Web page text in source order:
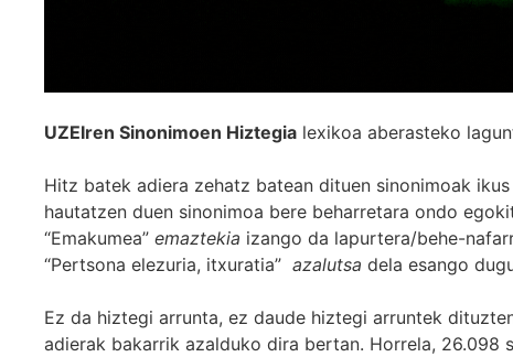
UZEIren Sinonimoen Hiztegia lexikoa aberasteko
Hitz batek adiera zehatz batean dituen sinonimoak
hautatzen duen sinonimoa bere beharretara ondo
“Emakumea” emaztekia izango da lapurtera/behe-
“Pertsona elezuria, itxuratia” azalutsa dela esango
Ez da hiztegi arrunta, ez daude hiztegi arruntek
adierak bakarrik azalduko dira bertan. Horrela, 26.098